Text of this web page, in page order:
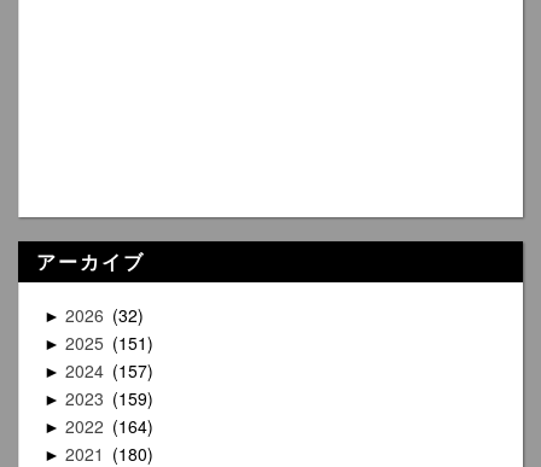
アーカイブ
► 2026 32
► 2025 151
► 2024 157
► 2023 159
► 2022 164
► 2021 180